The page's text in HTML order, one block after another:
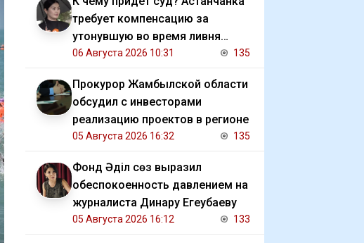
требует компенсацию за
утонувшую во время ливня
иномарку
06 Августа 2026 10:31 135
Прокурор Жамбылской области
обсудил с инвесторами
реализацию проектов в регионе
05 Августа 2026 16:32 135
Фонд Әділ сөз выразил
обеспокоенность давлением на
журналиста Динару Егеубаеву
05 Августа 2026 16:12 133